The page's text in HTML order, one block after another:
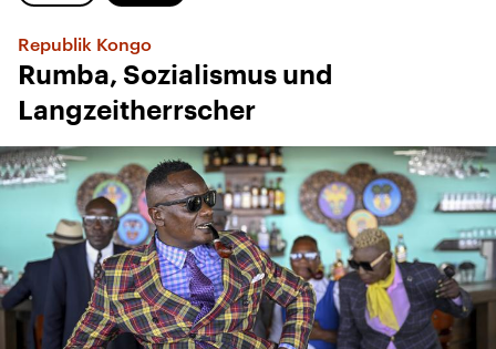
Republik Kongo
Rumba, Sozialismus und
Langzeitherrscher